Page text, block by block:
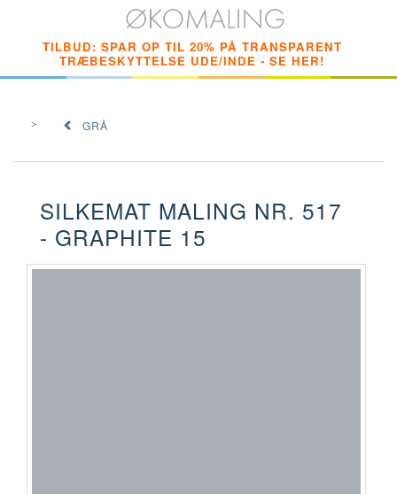
TILBUD: SPAR OP TIL 20% PÅ TRANSPARENT
TRÆBESKYTTELSE UDE/INDE - SE HER!
GRÅ
SILKEMAT MALING NR. 517
- GRAPHITE 15